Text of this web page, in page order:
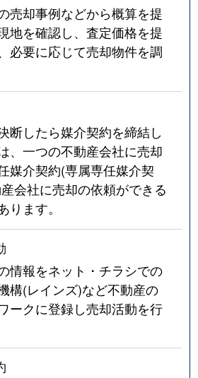
売却事例などから概算を提
地を確認し、査定価格を提
必要に応じて売却物件を調
断したら媒介契約を締結し
、一つの不動産会社に売却
媒介契約(専属専任媒介契
会社に売却の依頼ができる
ります。
情報をネット・チラシでの
構(レインズ)など不動産の
ークに登録し売却活動を行